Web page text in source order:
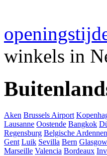
winkels in
Aken Brussels Airport
Lausanne Oostende Bangkok
Regensburg Belgische Ardennen
Gent Luik Sevilla Bern Glasgow
Marseille Valencia Bordeaux